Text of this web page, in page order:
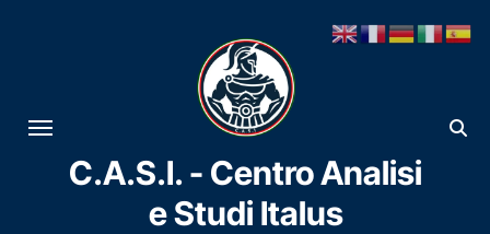
al
contenuto
C.A.S.I. - Centro Analisi
e Studi Italus